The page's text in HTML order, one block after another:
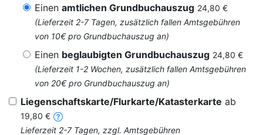
Einen amtlichen Grundbuchauszug 24,80 €
(Lieferzeit 2-7 Tagen, zusätzlich fallen Amtsgebühren
von 10€ pro Grundbuchauszug an)
Einen beglaubigten Grundbuchauszug 24,80 €
(Lieferzeit 1-2 Wochen, zusätzlich fallen Amtsgebühren
von 20€ pro Grundbuchauszug an)
Liegenschaftskarte/Flurkarte/Katasterkarte ab
19,80 €
Lieferzeit 2-7 Tagen, zzgl. Amtsgebühren